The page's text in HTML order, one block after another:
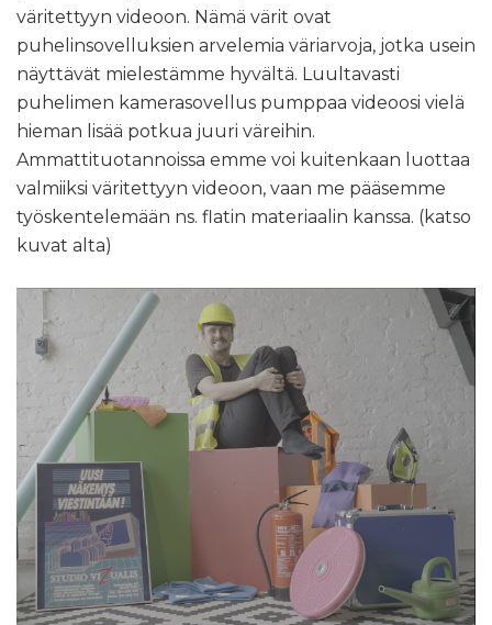
väritettyyn videoon. Nämä värit ovat
puhelinsovelluksien arvelemia väriarvoja, jotka usein
näyttävät mielestämme hyvältä. Luultavasti
puhelimen kamerasovellus pumppaa videoosi vielä
hieman lisää potkua juuri väreihin.
Ammattituotannoissa emme voi kuitenkaan luottaa
valmiiksi väritettyyn videoon, vaan me pääsemme
työskentelemään ns. flatin materiaalin kanssa. (katso
kuvat alta)